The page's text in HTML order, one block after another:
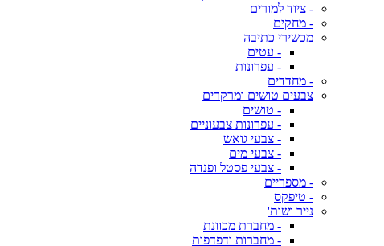
- ציוד למורים
- מחקים
מכשירי כתיבה
- עטים
- עפרונות
- מחדדים
צבעים טושים ומרקרים
- טושים
- עפרונות צבעוניים
- צבעי גואש
- צבעי מים
- צבעי פסטל ופנדה
- מספריים
- טיפקס
נייר ושות'
- מחברת מכוונת
- מחברות ודפדפות